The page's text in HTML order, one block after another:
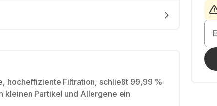
hocheffiziente Filtration, schließt 99,99 %
kleinen Partikel und Allergene ein